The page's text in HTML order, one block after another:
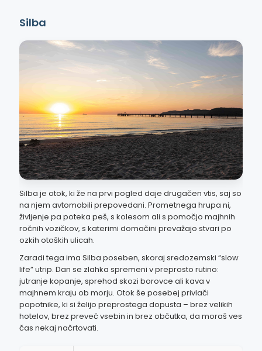
Silba
Silba je otok, ki že na prvi pogled daje drugačen vtis, saj so
na njem avtomobili prepovedani. Prometnega hrupa ni,
življenje pa poteka peš, s kolesom ali s pomočjo majhnih
ročnih vozičkov, s katerimi domačini prevažajo stvari po
ozkih otoških ulicah.
Zaradi tega ima Silba poseben, skoraj sredozemski “slow
life” utrip. Dan se zlahka spremeni v preprosto rutino:
jutranje kopanje, sprehod skozi borovce ali kava v
majhnem kraju ob morju. Otok še posebej privlači
popotnike, ki si želijo preprostega dopusta – brez velikih
hotelov, brez preveč vsebin in brez občutka, da moraš ves
čas nekaj načrtovati.